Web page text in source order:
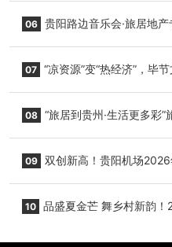
06 贵阳路边音乐会·旅居地
07 “凉资源”变“热经济”，毕
08 “旅居到贵州·生活更多彩
09 双创新高！贵阳机场
10 品盛夏金芒 舞乡村新韵！